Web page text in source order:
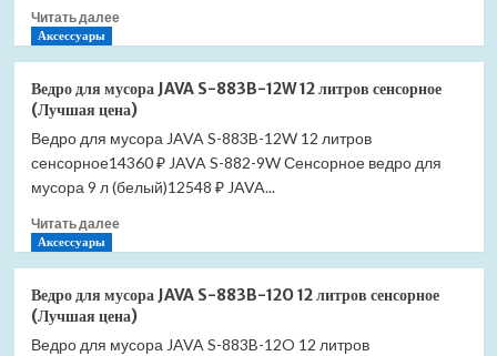
9
сенсорное
(Лучшая
цена)
Читать далееПрочитать
для
мусора
JAVA
S-
883B-
9
сенсорное
(Лучшая
цена)
Аксессуары
Ведро для мусора JAVA S-883B-12W 12 литров сенсорное
(Лучшая цена)
Ведро для мусора JAVA S-883B-12W 12 литров
сенсорное14360 ₽ JAVA S-882-9W Сенсорное ведро для
мусора 9 л (белый)12548 ₽ JAVA...
Читать далееПрочитать
для
мусора
JAVA
Аксессуары
Ведро для мусора JAVA S-883B-12O 12 литров сенсорное
(Лучшая цена)
Ведро для мусора JAVA S-883B-12O 12 литров